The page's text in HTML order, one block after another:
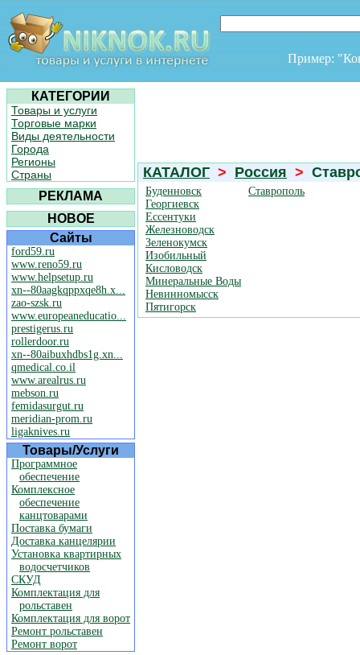
Пример:
КАТЕГОРИИ
Товары и услуги
Торговые марки
Виды деятельности
Города
Регионы
Страны
РЕКЛАМА
НОВОЕ
Сайты
ford59.ru
www.reno59.ru
www.helpsetup.ru
xn--80aagkqppxqe8h.x...
zao-szsk.ru
www.europeaneducatio...
prestigerus.ru
rollerdoor.ru
xn--80aibuxhdbs1g.xn...
qmedical.co.il
www.arealrus.ru
mebson.ru
femidasurgut.ru
meridian-prom.ru
ligaknives.ru
Товары/Услуги
Программное
обеспечение
Комплексное
обеспечение
канцтоварами
Поставка бумаги
Доставка канцелярии
Установка квартирных
водосчетчиков
СКУД
Комплектация для
рольставен
Комплектация для ворот
Ремонт рольставен
Ремонт ворот
КАТАЛОГ > Россия >
Буденновск
Георгиевск
Ессентуки
Железноводск
Зеленокумск
Изобильный
Кисловодск
Минеральные Воды
Невинномысск
Пятигорск
Ставрополь